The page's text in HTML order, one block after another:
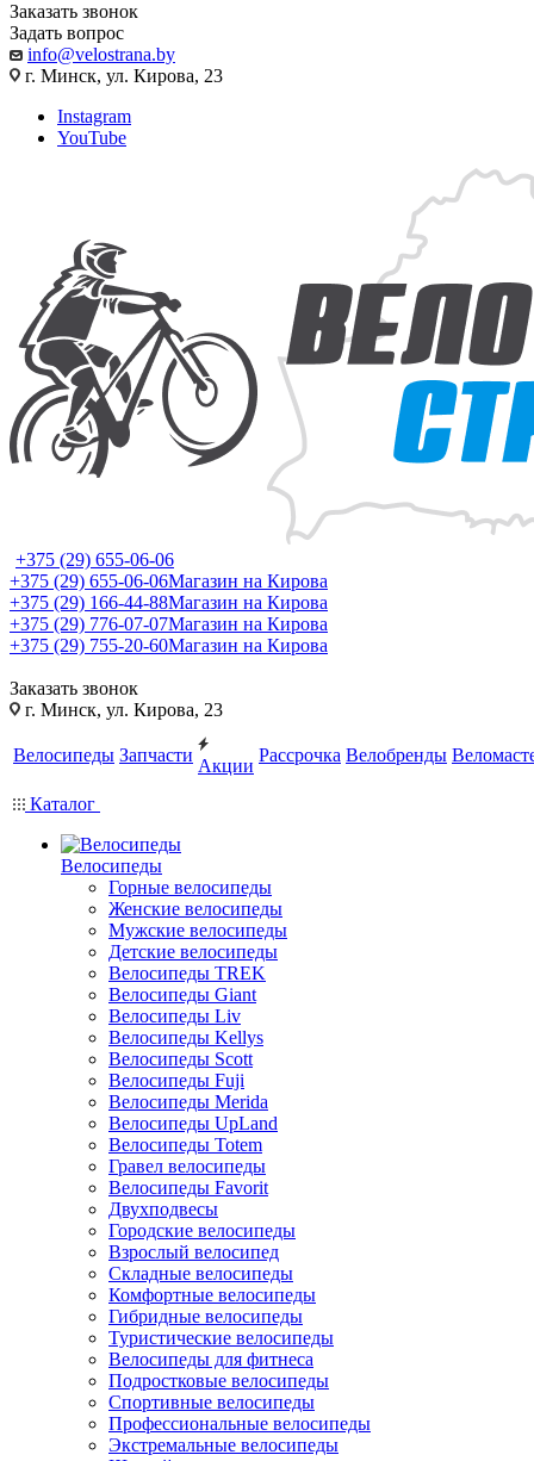
Заказать звонок
Задать вопрос
info@velostrana.by
г. Минск, ул. Кирова, 23
Instagram
YouTube
+375 (29) 655-06-06
+375 (29) 655-06-06Магазин на Кирова
+375 (29) 166-44-88Магазин на Кирова
+375 (29) 776-07-07Магазин на Кирова
+375 (29) 755-20-60Магазин на Кирова
Заказать звонок
г. Минск, ул. Кирова, 23
Велосипеды Запчасти
Акции
Рассрочка Велобренды
Каталог
Велосипеды
Горные велосипеды
Женские велосипеды
Мужские велосипеды
Детские велосипеды
Велосипеды TREK
Велосипеды Giant
Велосипеды Liv
Велосипеды Kellys
Велосипеды Scott
Велосипеды Fuji
Велосипеды Merida
Велосипеды UpLand
Велосипеды Totem
Гравел велосипеды
Велосипеды Favorit
Двухподвесы
Городские велосипеды
Взрослый велосипед
Складные велосипеды
Комфортные велосипеды
Гибридные велосипеды
Туристические велосипеды
Велосипеды для фитнеса
Подростковые велосипеды
Спортивные велосипеды
Профессиональные велосипеды
Экстремальные велосипеды